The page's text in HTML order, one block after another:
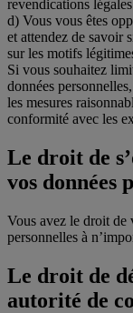
revendications
d) Vous vous êtes
et attendez de savoir
sur les motifs
Si vous souhaitez
données
les mesures
conformité avec les
Le droit de
vos données
Vous avez le droit de
personnelles à
Le droit de
autorité de